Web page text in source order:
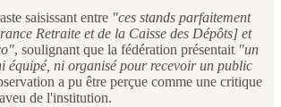
saisissant entre "ces stands parfaitement
Retraite et de la Caisse des Dépôts] et
, soulignant que la fédération présentait "un
équipé, ni organisé pour recevoir un public
a pu être perçue comme une critique
de l'institution.